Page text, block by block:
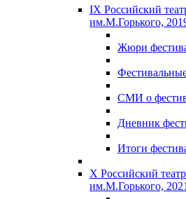
IX Российский
им.М.Горького,
Жюри
СМИ о
Дневник
Итоги
X Российский
им.М.Горького,